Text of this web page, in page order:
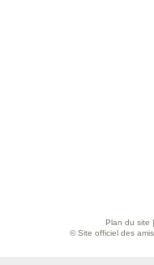
Plan du site
© Site officiel des